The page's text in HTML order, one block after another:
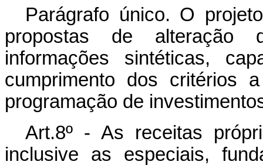
Parágrafo único. O
propostas de alteração
informações sintéticas,
cumprimento dos critérios
programação de
Art.8º - As receitas
inclusive as especiais,